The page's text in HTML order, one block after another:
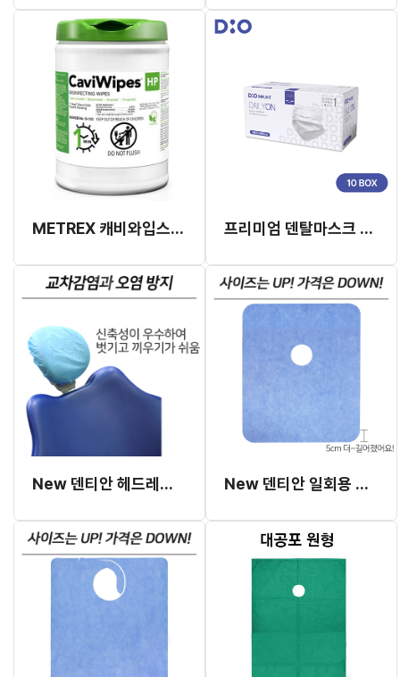
METREX 캐비와입스 HP 프리미엄 덴탈마스크 데일리온 [10BOX]
New 덴티안 헤드레스트 커버 New 덴티안 일회용 부직포 소공포 (46cm x 55cm)